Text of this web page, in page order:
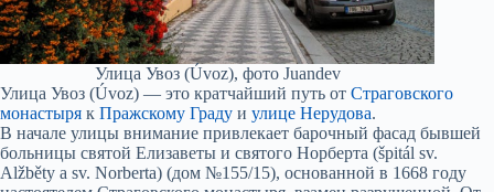
Улица Увоз (Úvoz), фото Juandev
Улица Увоз (Úvoz) — это кратчайший путь от Страговского
монастыря к Пражскому Граду и улице Нерудова.
В начале улицы внимание привлекает барочный фасад бывшей
больницы святой Елизаветы и святого Норберта (špitál sv.
Alžběty a sv. Norberta) (дом №155/15), основанной в 1668 году